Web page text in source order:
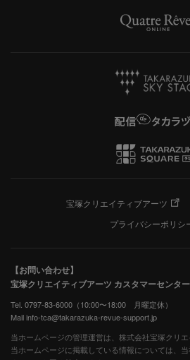
宝塚クリエイティブアーツ
プライバシーポリシ
【お問い合わせ】
宝塚クリエイティブアーツ カスタマーセンター
Tel. 0797-83-6000（10:00〜18:00 月曜定休）
Mail info-tca@takarazuka-revue-support.jp
当ホームページの管理運営は、株式会社宝塚クリエ
当ホームページに掲載している情報については、